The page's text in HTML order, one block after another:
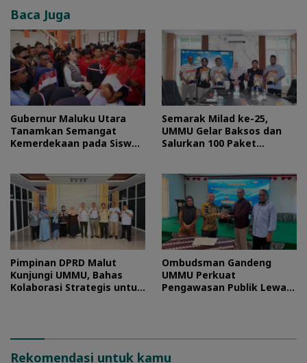
Baca Juga
Gubernur Maluku Utara
Tanamkan Semangat
Kemerdekaan pada Siswa
Semarak Milad ke-25,
UMMU Gelar Baksos dan
Salurkan 100 Paket
Pimpinan DPRD Malut
Kunjungi UMMU, Bahas
Kolaborasi Strategis untuk
Ombudsman Gandeng
UMMU Perkuat
Pengawasan Publik Lewat
Rekomendasi untuk kamu